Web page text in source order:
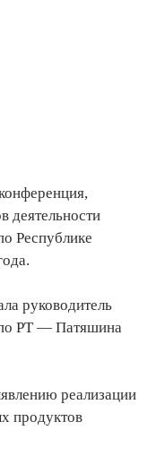
деятельности
Республике
руководитель
РТ — Патяшина
реализации
продуктов